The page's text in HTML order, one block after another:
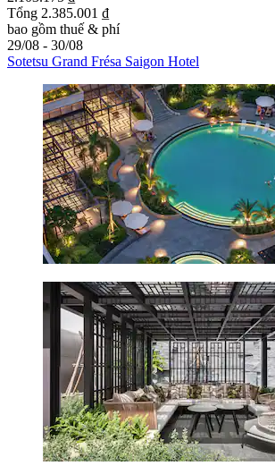
Tổng 2.385.001 ₫
bao gồm thuế & phí
29/08 - 30/08
Sotetsu Grand Frésa Saigon Hotel